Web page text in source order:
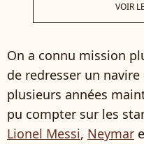
VOIR
On a connu mission
de redresser un
plusieurs années
pu compter sur les
Lionel Messi, Neymar